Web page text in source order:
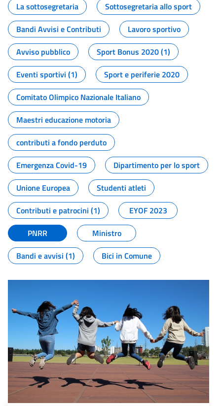
La sottosegretaria
Sottosegretaria allo sport
Bandi Avvisi e Contributi
Lavoro sportivo
Avviso pubblico
Sport Bonus 2020 (1)
Eventi sportivi (1)
Sport e periferie 2020
Comitato Olimpico Nazionale Italiano
Maestri educazione motoria
contributi a fondo perduto
Emergenza Covid-19
Dipartimento per lo sport
Unione Europea
Studenti atleti
Contributi e patrocini (1)
EYOF 2023
PNRR
Ministro
Bandi e avvisi (1)
Bici in Comune